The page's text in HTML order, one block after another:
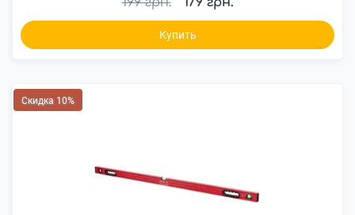
Купить
Скидка 10%